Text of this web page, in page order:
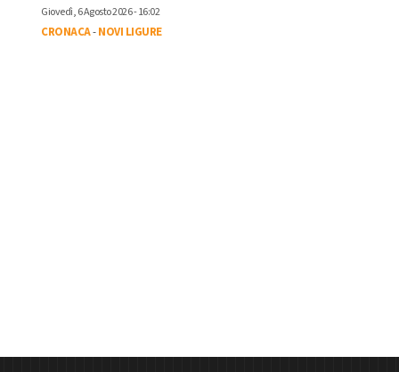
Giovedì, 6 Agosto 2026 - 16:02
CRONACA-NOVI LIGURE